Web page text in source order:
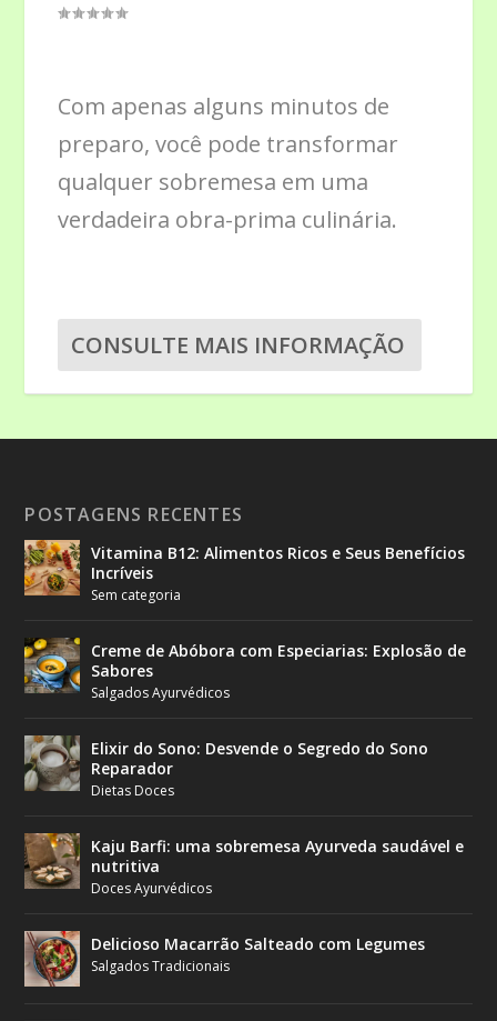
Com apenas alguns minutos de
preparo, você pode transformar
qualquer sobremesa em uma
verdadeira obra-prima culinária.
CONSULTE MAIS INFORMAÇÃO
POSTAGENS RECENTES
Vitamina B12: Alimentos Ricos e Seus Benefícios
Incríveis
Sem categoria
Creme de Abóbora com Especiarias: Explosão de
Sabores
Salgados Ayurvédicos
Elixir do Sono: Desvende o Segredo do Sono
Reparador
Dietas Doces
Kaju Barfi: uma sobremesa Ayurveda saudável e
nutritiva
Doces Ayurvédicos
Delicioso Macarrão Salteado com Legumes
Salgados Tradicionais